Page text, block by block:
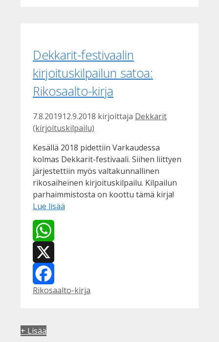
Dekkarit-festivaalin
kirjoituskilpailun satoa:
Rikosaalto-kirja
7.8.201912.9.2018 kirjoittaja Dekkarit
(kirjoituskilpailu)
Kesällä 2018 pidettiin Varkaudessa
kolmas Dekkarit-festivaali. Siihen liittyen
järjestettiin myös valtakunnallinen
rikosaiheinen kirjoituskilpailu. Kilpailun
parhaimmistosta on koottu tämä kirja!
Lue lisää
WhatsApp
X
Facebook
Kategoriat
Rikosaalto-kirja
+ Lisää